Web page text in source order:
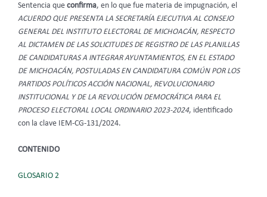
Sentencia que confirma, en lo que fue materia de impugnación, el
ACUERDO QUE PRESENTA LA SECRETARÍA EJECUTIVA AL CONSEJO
GENERAL DEL INSTITUTO ELECTORAL DE MICHOACÁN, RESPECTO
AL DICTAMEN DE LAS SOLICITUDES DE REGISTRO DE LAS PLANILLAS
DE CANDIDATURAS A INTEGRAR AYUNTAMIENTOS, EN EL ESTADO
DE MICHOACÁN, POSTULADAS EN CANDIDATURA COMÚN POR LOS
PARTIDOS POLÍTICOS ACCIÓN NACIONAL, REVOLUCIONARIO
INSTITUCIONAL Y DE LA REVOLUCIÓN DEMOCRÁTICA PARA EL
PROCESO ELECTORAL LOCAL ORDINARIO 2023-2024, identificado
con la clave IEM-CG-131/2024.
CONTENIDO
GLOSARIO 2